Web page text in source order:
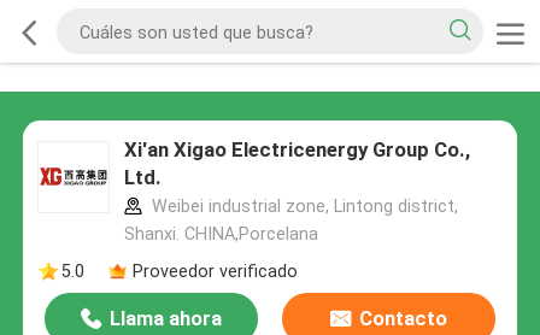
Xi'an Xigao Electricenergy Group Co.,
Ltd.
Weibei industrial zone, Lintong district,
Shanxi. CHINA,Porcelana
5.0
Proveedor verificado
Llama ahora Contacto